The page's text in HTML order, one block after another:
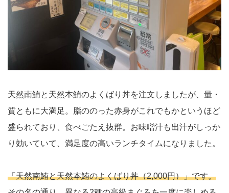
天然南鮪と天然本鮪のよくばり丼を注文しましたが、量・
質ともに大満足。脂ののった赤身がこれでもかというほど
盛られており、食べごたえ抜群。お味噌汁も出汁がしっか
り効いていて、満足度の高いランチタイムになりました。
「天然南鮪と天然本鮪のよくばり丼（2,000円）」です。